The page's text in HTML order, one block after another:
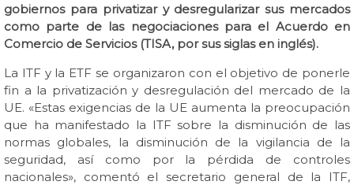
gobiernos para privatizar y desregularizar sus mercados
como parte de las negociaciones para el Acuerdo en
Comercio de Servicios (TISA, por sus siglas en inglés).
La ITF y la ETF se organizaron con el objetivo de ponerle
fin a la privatización y desregulación del mercado de la
UE. «Estas exigencias de la UE aumenta la preocupación
que ha manifestado la ITF sobre la disminución de las
normas globales, la disminución de la vigilancia de la
seguridad, así como por la pérdida de controles
nacionales», comentó el secretario general de la ITF,